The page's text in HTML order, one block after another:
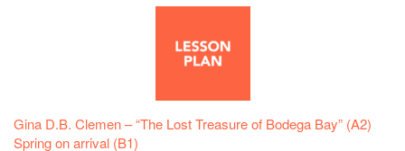
Gina D.B. Clemen – “The Lost Treasure of Bodega Bay” (A2)
Spring on arrival (B1)